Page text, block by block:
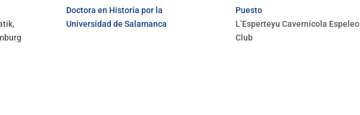
Doctora en Historia por la
Universidad de Salamanca
Puesto
L’Esperteyu Cavernícola Espeleo
Club